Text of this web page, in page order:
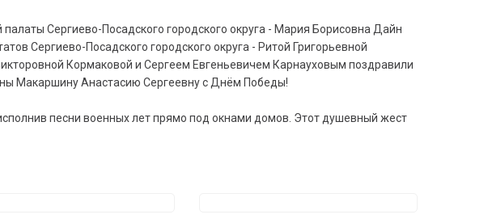
Сергиево-Посадского городского округа - Мария Борисовна Дайн
Сергиево-Посадского городского округа - Ритой Григорьевной
Кормаковой и Сергеем Евгеньевичем Карнауховым поздравили
Макаршину Анастасию Сергеевну с Днём Победы!
песни военных лет прямо под окнами домов. Этот душевный жест